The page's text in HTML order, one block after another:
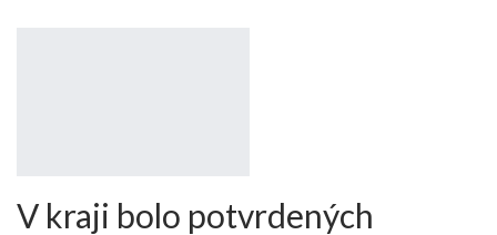
V kraji bolo potvrdených